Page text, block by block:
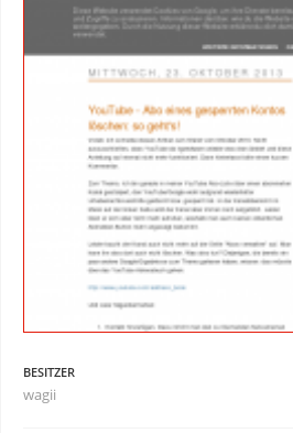
BESITZER
wagii